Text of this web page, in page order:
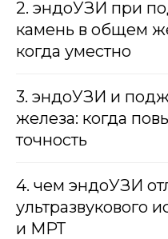
2. эндоУЗИ при
камень в общем
когда уместно
3. эндоУЗИ и
железа: когда
точность
4. чем эндоУЗИ
ультразвукового
и МРТ